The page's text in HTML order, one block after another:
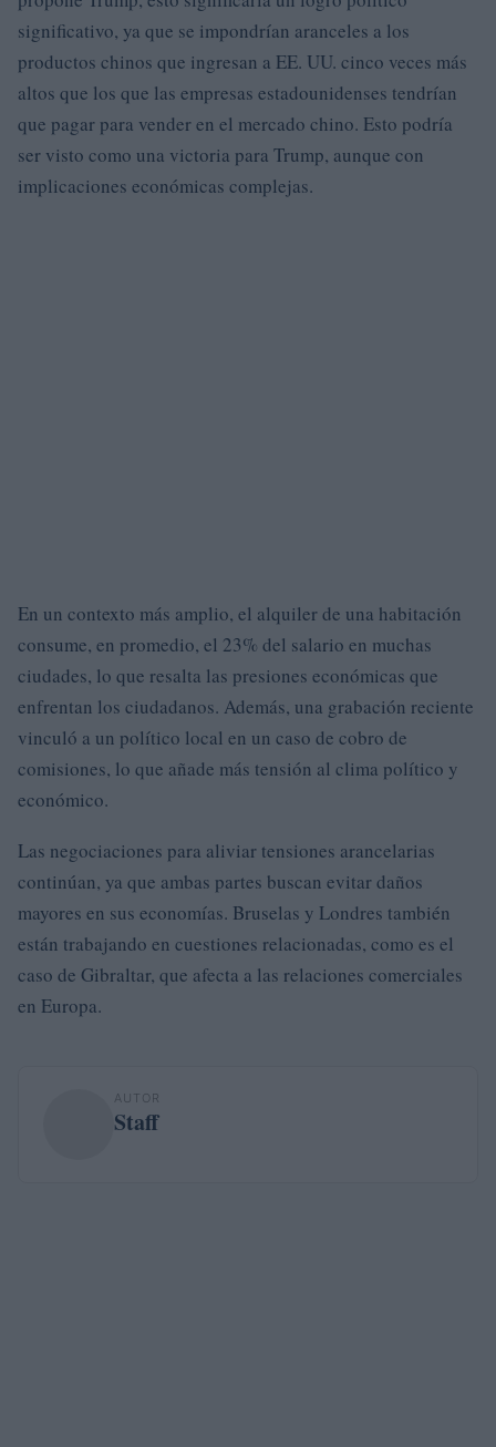
significativo, ya que se impondrían aranceles a los
productos chinos que ingresan a EE. UU. cinco veces más
altos que los que las empresas estadounidenses tendrían
que pagar para vender en el mercado chino. Esto podría
ser visto como una victoria para Trump, aunque con
implicaciones económicas complejas.
En un contexto más amplio, el alquiler de una habitación
consume, en promedio, el 23% del salario en muchas
ciudades, lo que resalta las presiones económicas que
enfrentan los ciudadanos. Además, una grabación reciente
vinculó a un político local en un caso de cobro de
comisiones, lo que añade más tensión al clima político y
económico.
Las negociaciones para aliviar tensiones arancelarias
continúan, ya que ambas partes buscan evitar daños
mayores en sus economías. Bruselas y Londres también
están trabajando en cuestiones relacionadas, como es el
caso de Gibraltar, que afecta a las relaciones comerciales
en Europa.
AUTOR
Staff